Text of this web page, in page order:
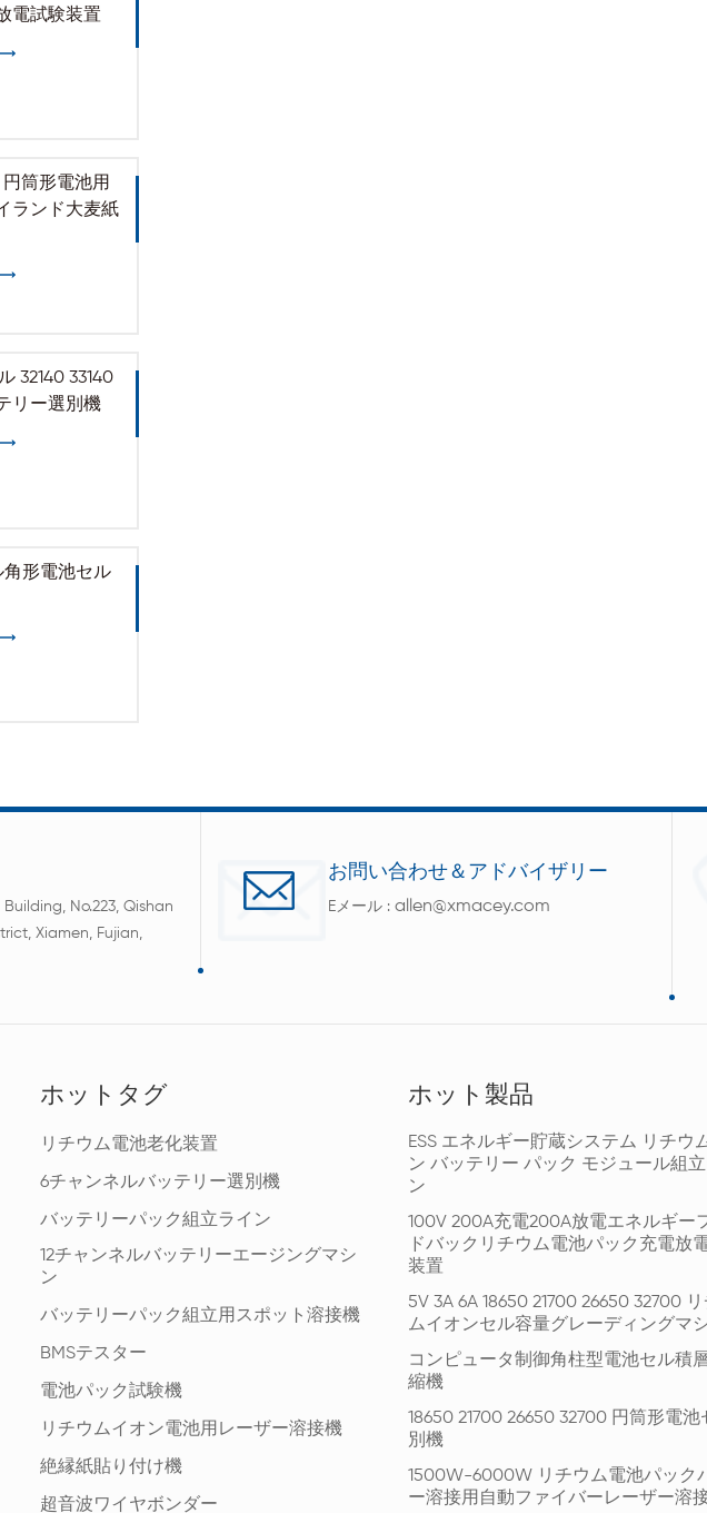
電試験装置
円筒形電池用
ランド大麦紙
32140 33140
リー選別機
形電池セル
No.223, Qishan
Xiamen, Fujian,
お問い合わせ＆アドバイザリー
Eメール :allen@xmacey.com
ホットタグ
リチウム電池老化装置
6チャンネルバッテリー選別機
バッテリーパック組立ライン
12チャンネルバッテリーエージングマシ
ン
バッテリーパック組立用スポット溶接機
BMSテスター
電池パック試験機
リチウムイオン電池用レーザー溶接機
絶縁紙貼り付け機
超音波ワイヤボンダー
ホット製品
ESS エネルギー貯蔵システム リチウ
ン バッテリー パック モジュール組立
ン
100V 200A充電200A放電エネルギー
ドバックリチウム電池パック充電放
装置
5V 3A 6A 18650 21700 26650 32700
ムイオンセル容量グレーディングマ
コンピュータ制御角柱型電池セル積
縮機
18650 21700 26650 32700 円筒形電池
別機
1500W-6000W リチウム電池パック
ー溶接用自動ファイバーレーザー溶